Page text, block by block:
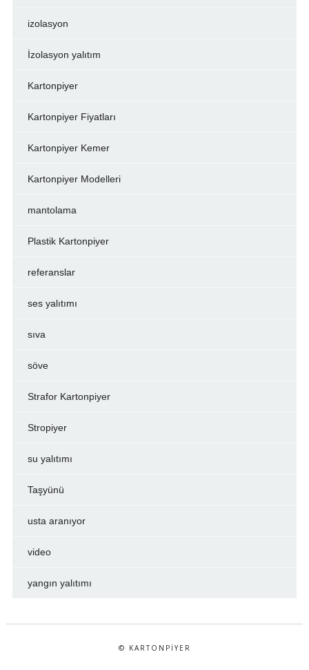
izolasyon
İzolasyon yalıtım
Kartonpiyer
Kartonpiyer Fiyatları
Kartonpiyer Kemer
Kartonpiyer Modelleri
mantolama
Plastik Kartonpiyer
referanslar
ses yalıtımı
sıva
söve
Strafor Kartonpiyer
Stropiyer
su yalıtımı
Taşyünü
usta aranıyor
video
yangın yalıtımı
© KARTONPIYER